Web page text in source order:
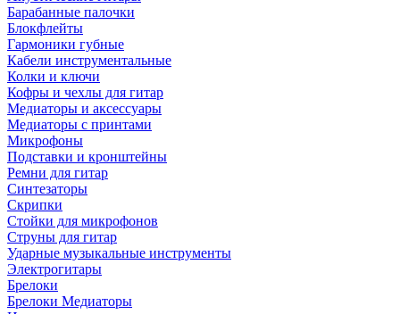
Барабанные палочки
Блокфлейты
Гармоники губные
Кабели инструментальные
Колки и ключи
Кофры и чехлы для гитар
Медиаторы и аксессуары
Медиаторы с принтами
Микрофоны
Подставки и кронштейны
Ремни для гитар
Синтезаторы
Скрипки
Стойки для микрофонов
Струны для гитар
Ударные музыкальные инструменты
Электрогитары
Брелоки
Брелоки Медиаторы